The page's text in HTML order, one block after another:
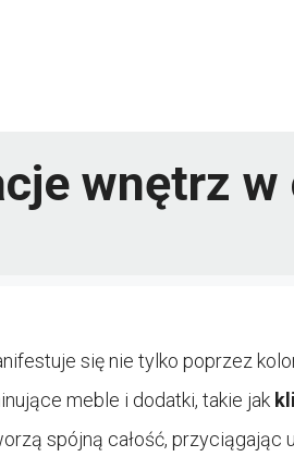
wnętrz w
się nie tylko poprzez
meble i dodatki, takie jak
spójną całość, przyciągając